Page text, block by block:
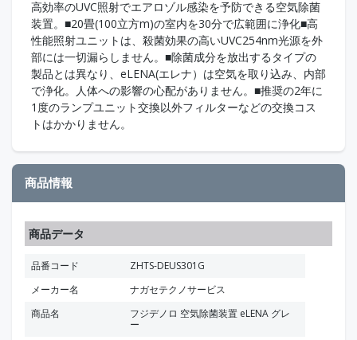
高効率のUVC照射でエアロゾル感染を予防できる空気除菌
装置。■20畳(100立方m)の室内を30分で広範囲に浄化■高
性能照射ユニットは、殺菌効果の高いUVC254nm光源を外
部には一切漏らしません。■除菌成分を放出するタイプの
製品とは異なり、eLENA(エレナ）は空気を取り込み、内部
で浄化。人体への影響の心配がありません。■推奨の2年に
1度のランプユニット交換以外フィルターなどの交換コス
トはかかりません。
商品情報
商品データ
品番コード
ZHTS-DEUS301G
メーカー名
ナガセテクノサービス
商品名
フジデノロ 空気除菌装置 eLENA グレ
ー